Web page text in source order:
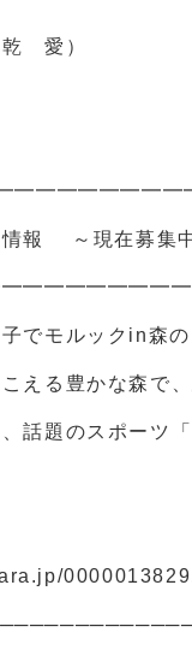
愛）
報 ～現在募集中
子でモルックin森
える豊かな森で
話題のスポーツ